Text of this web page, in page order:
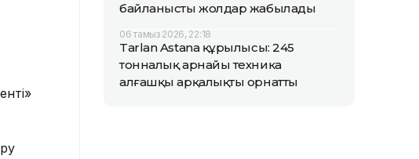
байланысты жолдар жабылады
06 тамыз 2026, 22:18
Tarlan Astana құрылысы: 245
тонналық арнайы техника
алғашқы арқалықты орнатты